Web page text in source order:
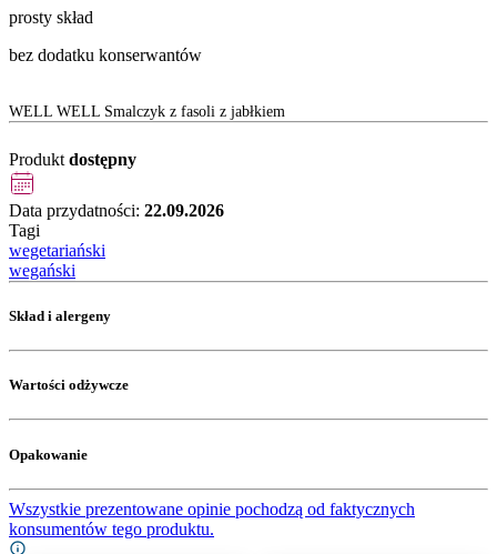
prosty skład
bez dodatku konserwantów
WELL WELL Smalczyk z fasoli z jabłkiem
Produkt dostępny
Data przydatności: 22.09.2026
Tagi
wegetariański
wegański
Skład i alergeny
Wartości odżywcze
Opakowanie
Wszystkie prezentowane opinie pochodzą od faktycznych
konsumentów tego produktu.